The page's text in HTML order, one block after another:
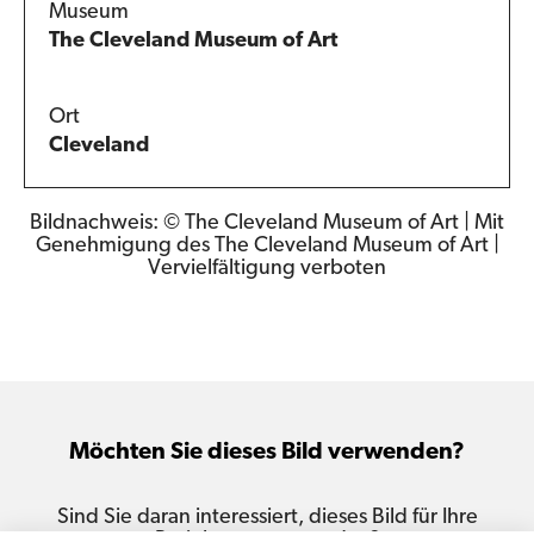
Museum
The Cleveland Museum of Art
Ort
Cleveland
Bildnachweis: © The Cleveland Museum of Art | Mit
Genehmigung des The Cleveland Museum of Art |
Vervielfältigung verboten
Möchten Sie dieses Bild verwenden?
Sind Sie daran interessiert, dieses Bild für Ihre